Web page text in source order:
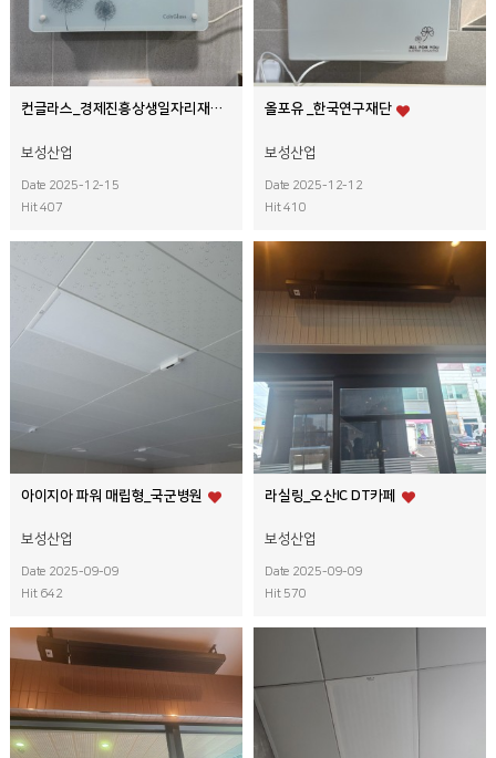
컨글라스_경제진흥상생일자리재단
보성산업
Date 2025-12-15
Hit 407
올포유 _한국연구재단
보성산업
Date 2025-12-12
Hit 410
아이지아 파워 매립형_국군병원
보성산업
Date 2025-09-09
Hit 642
라실링_오산IC DT카페
보성산업
Date 2025-09-09
Hit 570